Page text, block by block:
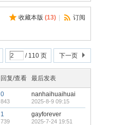
收藏本版 (13) 订阅
/ 110 页 下一页
回复/查看 最后发表
0
843
nanhaihuaihuai
2025-8-9 09:15
1
739
gayforever
2025-7-24 19:51